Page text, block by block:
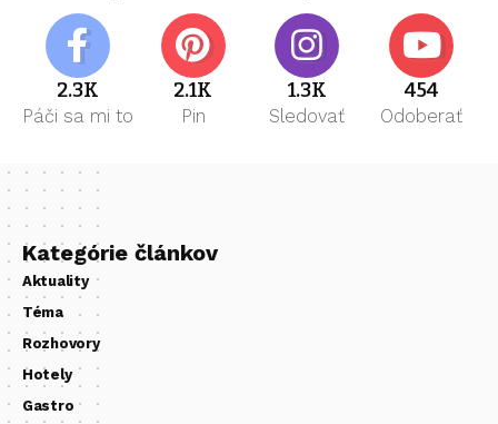
2.3K
Páči sa mi to
2.1K
Pin
1.3K
Sledovať
454
Odoberať
Kategórie článkov
Aktuality
Téma
Rozhovory
Hotely
Gastro